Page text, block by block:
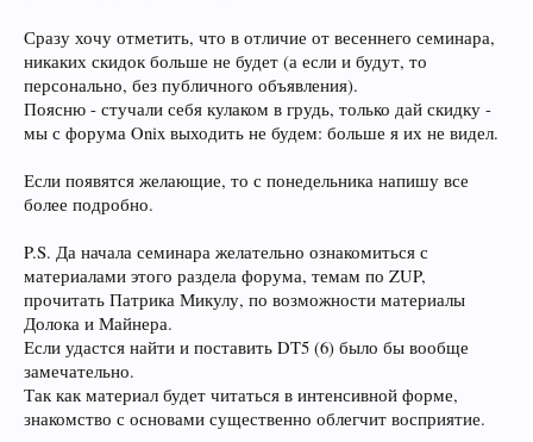
Сразу хочу отметить, что в отличие от весеннего семинара,
никаких скидок больше не будет (а если и будут, то
персонально, без публичного объявления).
Поясню - стучали себя кулаком в грудь, только дай скидку -
мы с форума Onix выходить не будем: больше я их не видел.
Если появятся желающие, то с понедельника напишу все
более подробно.
P.S. Да начала семинара желательно ознакомиться с
материалами этого раздела форума, темам по ZUP,
прочитать Патрика Микулу, по возможности материалы
Долока и Майнера.
Если удастся найти и поставить DT5 (6) было бы вообще
замечательно.
Так как материал будет читаться в интенсивной форме,
знакомство с основами существенно облегчит восприятие.